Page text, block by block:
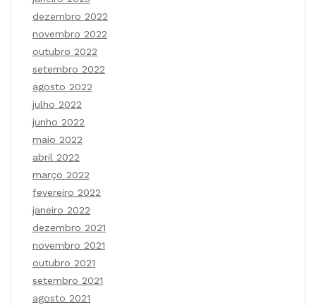
dezembro 2022
novembro 2022
outubro 2022
setembro 2022
agosto 2022
julho 2022
junho 2022
maio 2022
abril 2022
março 2022
fevereiro 2022
janeiro 2022
dezembro 2021
novembro 2021
outubro 2021
setembro 2021
agosto 2021